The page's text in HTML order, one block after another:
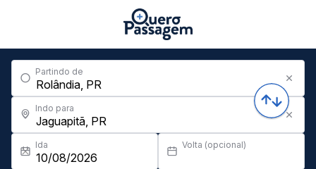
Partindo de
Indo para
Ida Volta (opcional)